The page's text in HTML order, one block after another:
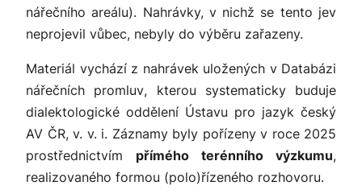
nářečního areálu). Nahrávky, v nichž se tento jev
neprojevil vůbec, nebyly do výběru zařazeny.
Materiál vychází z nahrávek uložených v Databázi
nářečních promluv, kterou systematicky buduje
dialektologické oddělení Ústavu pro jazyk český
AV ČR, v. v. i. Záznamy byly pořízeny v roce 2025
prostřednictvím přímého terénního výzkumu,
realizovaného formou (polo)řízeného rozhovoru.